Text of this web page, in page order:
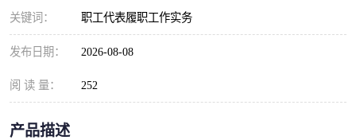
关键词： 职工代表履职工作实务
发布日期： 2026-08-08
阅 读 量： 252
产品描述
煤炭建设工程预算定额
黄金矿山工程预算定额
冶金工业建设工程预算定
额
电子工程概预算定额